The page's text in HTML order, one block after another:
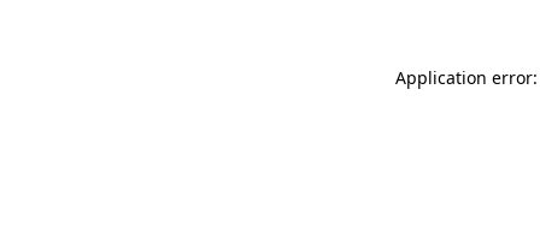
Application